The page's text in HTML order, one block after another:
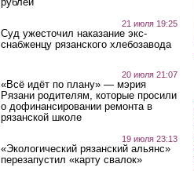
21 июля 19:25
Суд ужесточил наказание экс-
снабженцу рязанского хлебозавода
20 июля 21:07
«Всё идёт по плану» — мэрия
Рязани родителям, которые просили
о дофинансировании ремонта в
рязанской школе
19 июля 23:13
«Экологический рязанский альянс»
перезапустил «карту свалок»